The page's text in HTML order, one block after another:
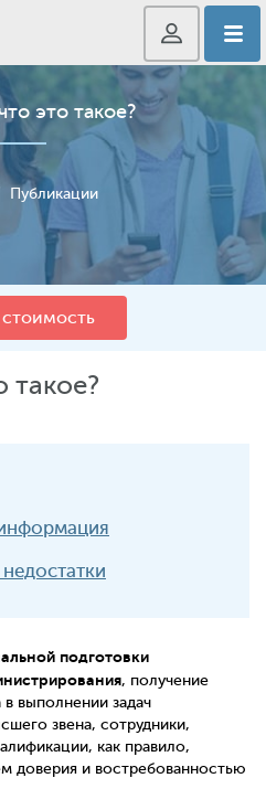
это такое?
Публикации
стоимость
такое?
подготовки
, получение
выполнении задач
звена, сотрудники,
как правило,
доверия и востребованностью